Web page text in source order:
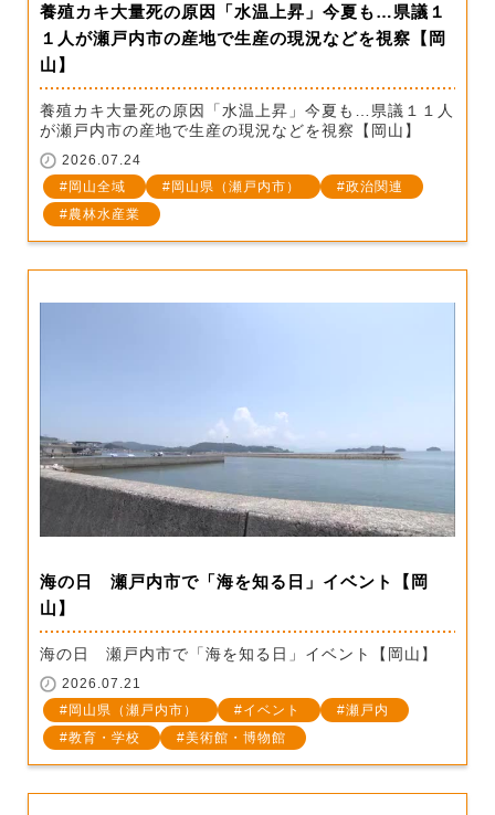
養殖カキ大量死の原因「水温上昇」今夏も…県議１
１人が瀬戸内市の産地で生産の現況などを視察【岡
山】
養殖カキ大量死の原因「水温上昇」今夏も…県議１１人
が瀬戸内市の産地で生産の現況などを視察【岡山】
2026.07.24
岡山全域
岡山県（瀬戸内市）
政治関連
農林水産業
海の日 瀬戸内市で「海を知る日」イベント【岡
山】
海の日 瀬戸内市で「海を知る日」イベント【岡山】
2026.07.21
岡山県（瀬戸内市）
イベント
瀬戸内
教育・学校
美術館・博物館